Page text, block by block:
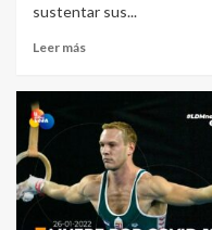
sustentar sus...
Leer más